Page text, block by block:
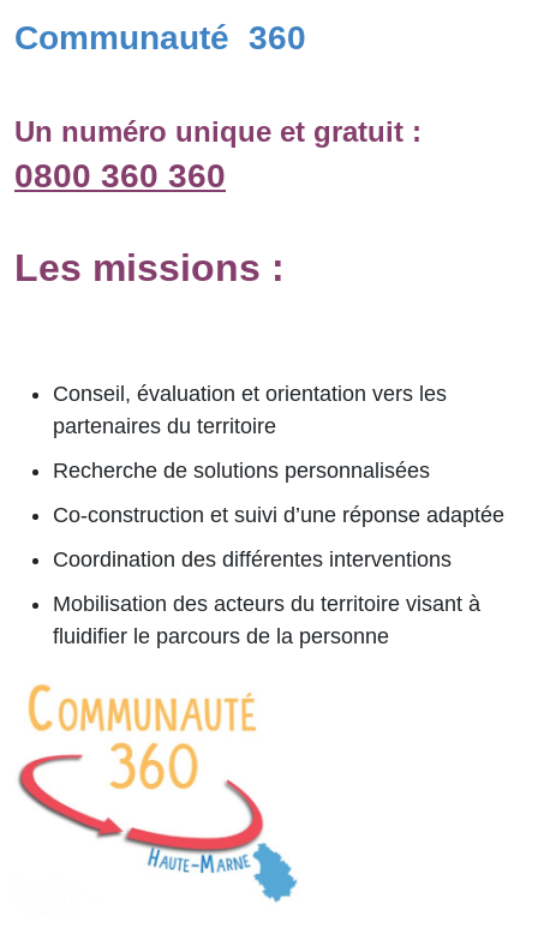
Communauté 360
Un numéro unique et gratuit :
0800 360 360
Les missions :
Conseil, évaluation et orientation vers les
partenaires du territoire
Recherche de solutions personnalisées
Co-construction et suivi d’une réponse adaptée
Coordination des différentes interventions
Mobilisation des acteurs du territoire visant à
fluidifier le parcours de la personne